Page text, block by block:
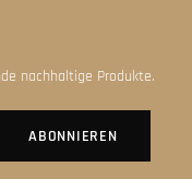
nachhaltige Produkte.